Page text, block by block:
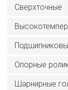
Сверхточные
Опорные
Шарнирные